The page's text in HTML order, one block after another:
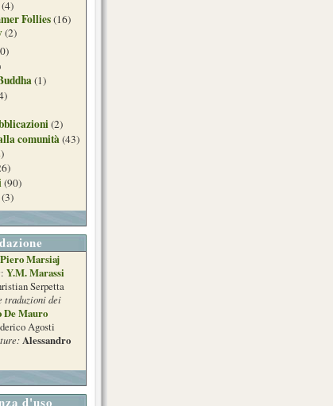
(4)
Follies(16)
(2)
(1)
(2)
comunità(43)
(90)
(3)
Piero Marsiaj
: Y.M. Marassi
Serpetta
traduzioni dei
De Mauro
Agosti
Alessandro
d'uso